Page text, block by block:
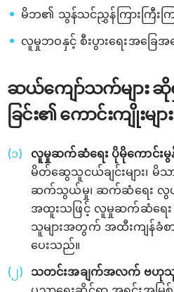
မိဘ၏ သွန်သင်ညွှန်ကြားကြီးက
လူမှုဘဝနှင့် စီးပွားရေးအခြ
ဆယ်ကျော်သက်များ
ခြင်း၏ ကောင်းကျိုးများ
လူမှုဆက်ဆံရေး ပိုမိုကောင်းမွန်
မိတ်ဆွေသူငယ်ချင်းများ၊ မိသာ
ဆက်သွယ်မှု၊ ဆက်ဆံရေး လွယ်ကူ
အထူးသဖြင့် လူမှုဆက်ဆံရေး
သူများအတွက် အထီးကျန်ခံစာ
ပေးသည်။
သတင်းအချက်အလက် ဗဟုသုတ